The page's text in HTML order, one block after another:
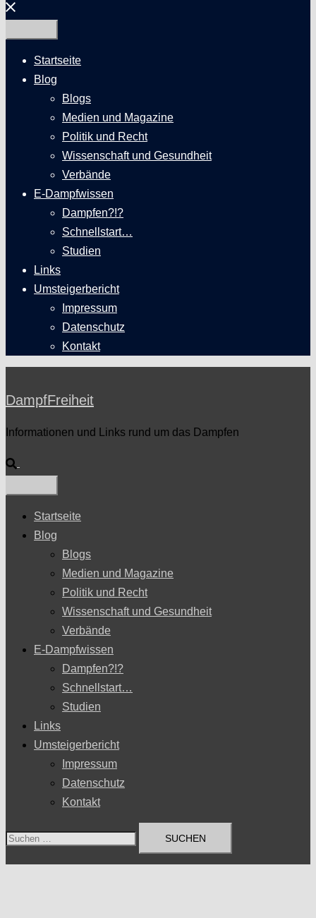
Menü
schließen
Startseite
Blog
Blogs
Medien und Magazine
Politik und Recht
Wissenschaft und Gesundheit
Verbände
E-Dampfwissen
Dampfen?!?
Schnellstart…
Studien
Links
Umsteigerbericht
Impressum
Datenschutz
Kontakt
DampfFreiheit
Informationen und Links rund um das Dampfen
Suche
Startseite
Blog
Blogs
Medien und Magazine
Politik und Recht
Wissenschaft und Gesundheit
Verbände
E-Dampfwissen
Dampfen?!?
Schnellstart…
Studien
Links
Umsteigerbericht
Impressum
Datenschutz
Kontakt
Suchen